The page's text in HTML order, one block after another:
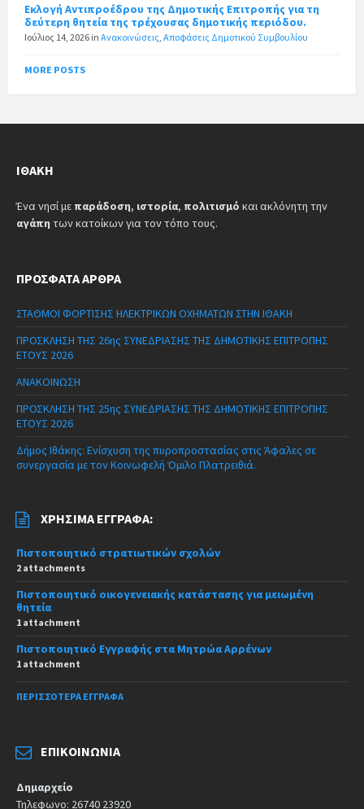
Εκλογή Αντιπροέδρου της Δημοτικής Επιτροπής για τη
δεύτερη θητεία της τρέχουσας δημοτικής περιόδου.
Ιούλιος 14, 2026 in Ανακοινώσεις Αποφάσεις Δημοτικού Συμβουλίου
MORE POSTS
ΙΘΆΚΗ
Ένα νησί με παράδοση, ιστορία, πολιτισμό και ακλόνητη την
αγάπη των κατοίκων για τον τόπο τους.
ΠΡΌΣΦΑΤΑ ΆΡΘΡΑ
ΣΤΑΘΜΟΙ ΦΟΡΤΙΣΗΣ ΗΛΕΚΤΡΙΚΩΝ ΟΧΗΜΑΤΩΝ ΣΤΗΝ ΙΘΑΚΗ
ΠΡΟΣΚΛΗΣΗ ΤΗΣ 26ης ΣΥΝΕΔΡΙΑΣΗΣ ΤΗΣ ΔΗΜΟΤΙΚΗΣ ΕΠΙΤΡΟΠΗΣ
ΕΤΟΥΣ 2026
ΑΝΑΚΟΙΝΩΣΗ
ΠΡΟΣΚΛΗΣΗ ΤΗΣ 25ης ΣΥΝΕΔΡΙΑΣΗΣ ΤΗΣ ΔΗΜΟΤΙΚΗΣ ΕΠΙΤΡΟΠΗΣ
ΕΤΟΥΣ 2026
Δήμος Ιθάκης: Ενίσχυση της πυροπροστασίας στις Άφαλες σε
συνεργασία με τον Κοινωφελή Όμιλο Πλατρειθιά.
ΧΡΉΣΙΜΑ ΈΓΓΡΑΦΑ:
Πιστοποιητικό στρατιωτικών σχολών
2 attachments
Πιστοποιητικό οικογενειακής κατάστασης για μειωμένη
θητεία
1 attachment
Πιστοποιητικό Εγγραφής στα Μητρώα Αρρένων
1 attachment
ΠΕΡΙΣΣΌΤΕΡΑ ΈΓΓΡΑΦΑ
ΕΠΙΚΟΙΝΩΝΊΑ
Δημαρχείο
Τηλεφωνο: 26740 23920